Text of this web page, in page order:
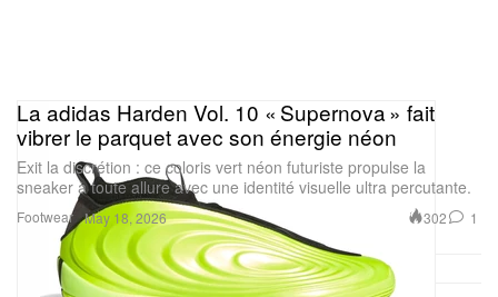
Footwear
La adidas Harden Vol. 10 « Supernova » fait
vibrer le parquet avec son énergie néon
Exit la discrétion : ce coloris vert néon futuriste propulse la
sneaker à toute allure avec une identité visuelle ultra percutante.
May 18, 2026 302 1